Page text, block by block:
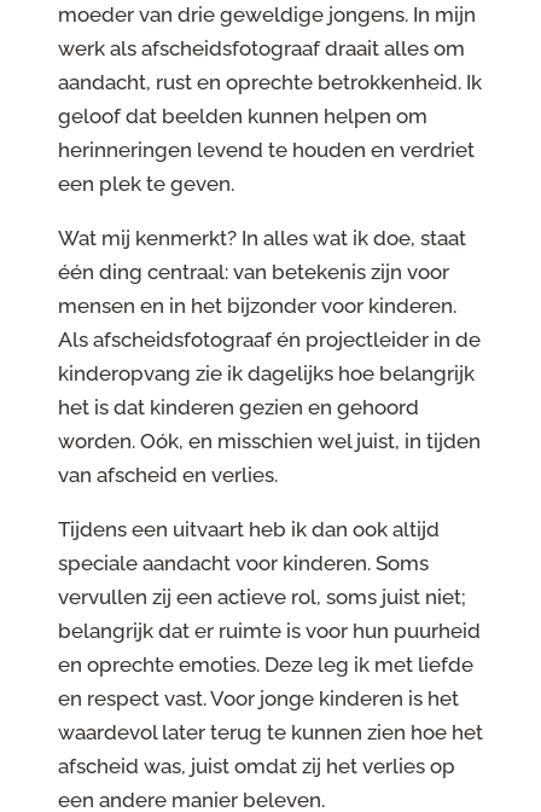
moeder van drie geweldige jongens. In mijn
werk als afscheidsfotograaf draait alles om
aandacht, rust en oprechte betrokkenheid. Ik
geloof dat beelden kunnen helpen om
herinneringen levend te houden en verdriet
een plek te geven.
Wat mij kenmerkt? In alles wat ik doe, staat
één ding centraal: van betekenis zijn voor
mensen en in het bijzonder voor kinderen.
Als afscheidsfotograaf én projectleider in de
kinderopvang zie ik dagelijks hoe belangrijk
het is dat kinderen gezien en gehoord
worden. Oók, en misschien wel juist, in tijden
van afscheid en verlies.
Tijdens een uitvaart heb ik dan ook altijd
speciale aandacht voor kinderen. Soms
vervullen zij een actieve rol, soms juist niet;
belangrijk dat er ruimte is voor hun puurheid
en oprechte emoties. Deze leg ik met liefde
en respect vast. Voor jonge kinderen is het
waardevol later terug te kunnen zien hoe het
afscheid was, juist omdat zij het verlies op
een andere manier beleven.